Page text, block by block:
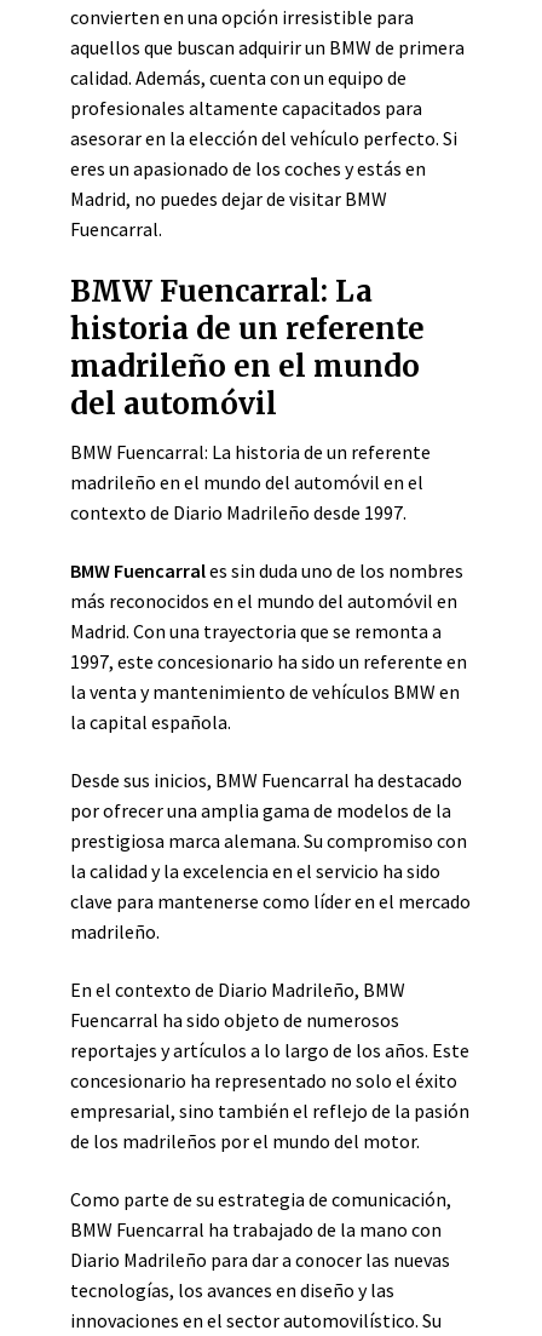
convierten en una opción irresistible para
aquellos que buscan adquirir un BMW de primera
calidad. Además, cuenta con un equipo de
profesionales altamente capacitados para
asesorar en la elección del vehículo perfecto. Si
eres un apasionado de los coches y estás en
Madrid, no puedes dejar de visitar BMW
Fuencarral.
BMW Fuencarral: La
historia de un referente
madrileño en el mundo
del automóvil
BMW Fuencarral: La historia de un referente
madrileño en el mundo del automóvil en el
contexto de Diario Madrileño desde 1997.
BMW Fuencarrales sin duda uno de los nombres
más reconocidos en el mundo del automóvil en
Madrid. Con una trayectoria que se remonta a
1997, este concesionario ha sido un referente en
la venta y mantenimiento de vehículos BMW en
la capital española.
Desde sus inicios, BMW Fuencarral ha destacado
por ofrecer una amplia gama de modelos de la
prestigiosa marca alemana. Su compromiso con
la calidad y la excelencia en el servicio ha sido
clave para mantenerse como líder en el mercado
madrileño.
En el contexto de Diario Madrileño, BMW
Fuencarral ha sido objeto de numerosos
reportajes y artículos a lo largo de los años. Este
concesionario ha representado no solo el éxito
empresarial, sino también el reflejo de la pasión
de los madrileños por el mundo del motor.
Como parte de su estrategia de comunicación,
BMW Fuencarral ha trabajado de la mano con
Diario Madrileño para dar a conocer las nuevas
tecnologías, los avances en diseño y las
innovaciones en el sector automovilístico. Su